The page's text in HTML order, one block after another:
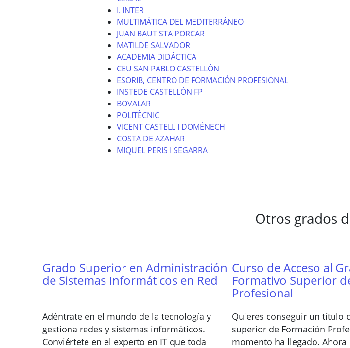
I. INTER
MULTIMÁTICA DEL MEDITERRÁNEO
JUAN BAUTISTA PORCAR
MATILDE SALVADOR
ACADEMIA DIDÁCTICA
CEU SAN PABLO CASTELLÓN
ESORIB, CENTRO DE FORMACIÓN PROFESIONAL
INSTEDE CASTELLÓN FP
BOVALAR
POLITÈCNIC
VICENT CASTELL I DOMÉNECH
COSTA DE AZAHAR
MIQUEL PERIS I SEGARRA
Otros grados
Grado Superior en Administración
de Sistemas Informáticos en Red
Adéntrate en el mundo de la tecnología y
gestiona redes y sistemas informáticos.
Conviértete en el experto en IT que toda
Curso de Acceso al
Formativo Superior
Profesional
Quieres conseguir un título
superior de Formación
momento ha llegado. Ahora